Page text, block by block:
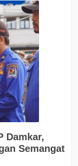
Damkar,
Semangat